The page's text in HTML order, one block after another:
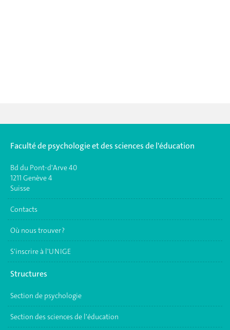
Faculté de psychologie et des sciences de l'éducation
Bd du Pont-d'Arve 40
1211 Genève 4
Suisse
Contacts
Où nous trouver ?
S'inscrire à l'UNIGE
Structures
Section de psychologie
Section des sciences de l'éducation